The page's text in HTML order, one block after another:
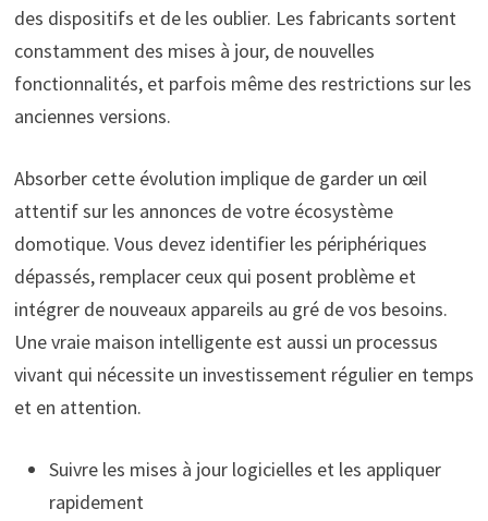
des dispositifs et de les oublier. Les fabricants sortent
constamment des mises à jour, de nouvelles
fonctionnalités, et parfois même des restrictions sur les
anciennes versions.
Absorber cette évolution implique de garder un œil
attentif sur les annonces de votre écosystème
domotique. Vous devez identifier les périphériques
dépassés, remplacer ceux qui posent problème et
intégrer de nouveaux appareils au gré de vos besoins.
Une vraie maison intelligente est aussi un processus
vivant qui nécessite un investissement régulier en temps
et en attention.
Suivre les mises à jour logicielles et les appliquer
rapidement